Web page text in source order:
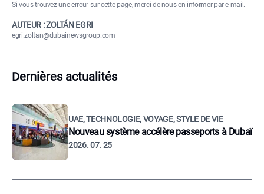
Si vous trouvez une erreur sur cette page,merci de nous en informer par e-mail .
AUTEUR : ZOLTÁN EGRI
egri.zoltan@dubainewsgroup.com
Dernières actualités
UAE, TECHNOLOGIE, VOYAGE, STYLE DE VIE
Nouveau système accélère passeports à Dubaï
2026. 07. 25